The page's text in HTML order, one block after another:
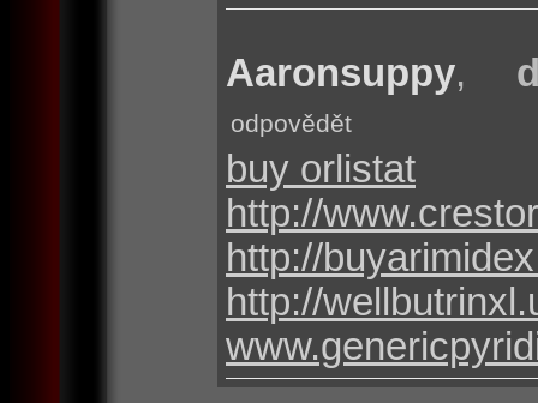
Aaronsuppy,
odpovědět
buy orlistat
http://
http://
http://